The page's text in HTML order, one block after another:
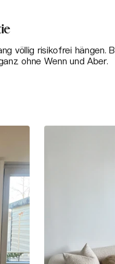
völlig risikofrei hängen.
ohne Wenn und Aber.